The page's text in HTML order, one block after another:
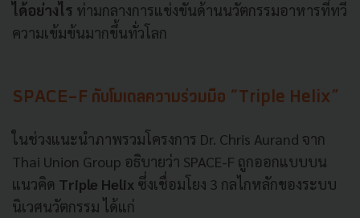
ได้อย่างไร ท่ามกลางการแข่งขันด้านนวัตกรรมอาหารที่ทวี
ความเข้มข้นมากขึ้นทั่วโลก
SPACE-F กับโมเดลความร่วมมือ “Triple Helix”
ในช่วงแนะนำภาพรวมโครงการ Dr. Chris Aurand จาก
Thai Union Group อธิบายว่า SPACE-F ถูกออกแบบบน
แนวคิด Triple Helix ซึ่งเชื่อมโยง 3 กลไกหลักของระบบ
นิเวศนวัตกรรม ได้แก่